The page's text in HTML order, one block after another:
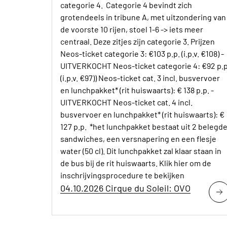
categorie 4. Categorie 4 bevindt zich
grotendeels in tribune A, met uitzondering van
de voorste 10 rijen, stoel 1-6 -> iets meer
centraal. Deze zitjes zijn categorie 3. Prijzen
Neos-ticket categorie 3: €103 p.p. (i.p.v. €108) -
UITVERKOCHT Neos-ticket categorie 4: €92
(i.p.v. €97)) Neos-ticket cat. 3 incl. busvervoer
en lunchpakket* (rit huiswaarts): € 138 p.p. -
UITVERKOCHT Neos-ticket cat. 4 incl.
busvervoer en lunchpakket* (rit huiswaarts): €
127 p.p. *het lunchpakket bestaat uit 2 belegde
sandwiches, een versnapering en een flesje
water (50 cl). Dit lunchpakket zal klaar staan in
de bus bij de rit huiswaarts. Klik hier om de
inschrijvingsprocedure te bekijken
04.10.2026 Cirque du Soleil: OVO